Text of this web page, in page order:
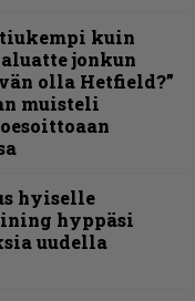
kuin
jonkun
olla Hetfield?”
muisteli
hyiselle
hyppäsi
uudella